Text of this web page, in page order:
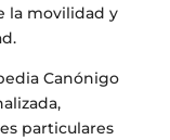
la movilidad y
Canónigo
particulares